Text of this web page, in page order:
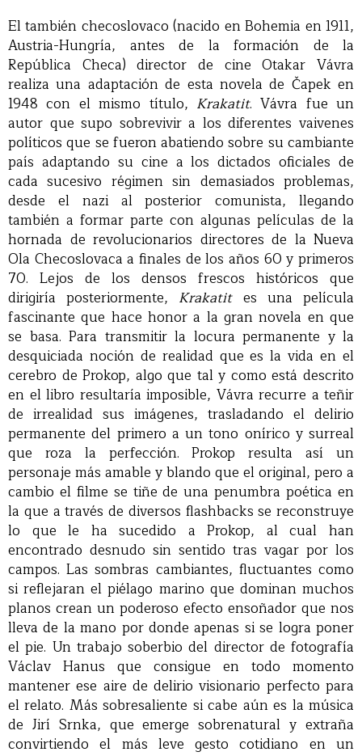
El también checoslovaco (nacido en Bohemia en 1911,
Austria-Hungría, antes de la formación de la
República Checa) director de cine Otakar Vávra
realiza una adaptación de esta novela de Čapek en
1948 con el mismo título, Krakatit. Vávra fue un
autor que supo sobrevivir a los diferentes vaivenes
políticos que se fueron abatiendo sobre su cambiante
país adaptando su cine a los dictados oficiales de
cada sucesivo régimen sin demasiados problemas,
desde el nazi al posterior comunista, llegando
también a formar parte con algunas películas de la
hornada de revolucionarios directores de la Nueva
Ola Checoslovaca a finales de los años 60 y primeros
70. Lejos de los densos frescos históricos que
dirigiría posteriormente, Krakatites una película
fascinante que hace honor a la gran novela en que
se basa. Para transmitir la locura permanente y la
desquiciada noción de realidad que es la vida en el
cerebro de Prokop, algo que tal y como está descrito
en el libro resultaría imposible, Vávra recurre a teñir
de irrealidad sus imágenes, trasladando el delirio
permanente del primero a un tono onírico y surreal
que roza la perfección. Prokop resulta así un
personaje más amable y blando que el original, pero a
cambio el filme se tiñe de una penumbra poética en
la que a través de diversos flashbacks se reconstruye
lo que le ha sucedido a Prokop, al cual han
encontrado desnudo sin sentido tras vagar por los
campos. Las sombras cambiantes, fluctuantes como
si reflejaran el piélago marino que dominan muchos
planos crean un poderoso efecto ensoñador que nos
lleva de la mano por donde apenas si se logra poner
el pie. Un trabajo soberbio del director de fotografía
Václav Hanus que consigue en todo momento
mantener ese aire de delirio visionario perfecto para
el relato. Más sobresaliente si cabe aún es la música
de Jirí Srnka, que emerge sobrenatural y extraña
convirtiendo el más leve gesto cotidiano en un